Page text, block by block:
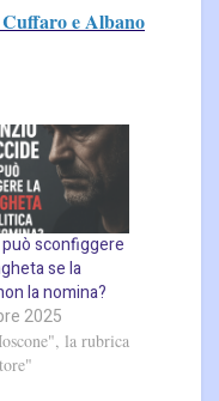
e Albano
sconfiggere
se la
la nomina?
2025
la rubrica